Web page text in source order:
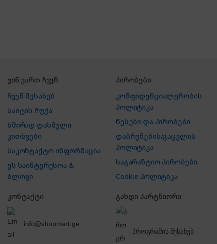
ვინ ვართ ჩვენ
ჩვენ შესახებ
საიტის რუქა
ხშირად დასმული
კითხვები
საკონტაქტო ინფორმაცია
ეს საინტერესოა &
ბლოგი
პირობები
კონფიდენციალურობის
პოლიტიკა
წესები და პირობები
დაბრუნების/გაცვლის
პოლიტიკა
საგარანტიო პირობები
Cookie პოლიტიკა
კონტაქტი
info@shopmart.ge
გახდი პარტნიორი
პროგრამის შესახებ